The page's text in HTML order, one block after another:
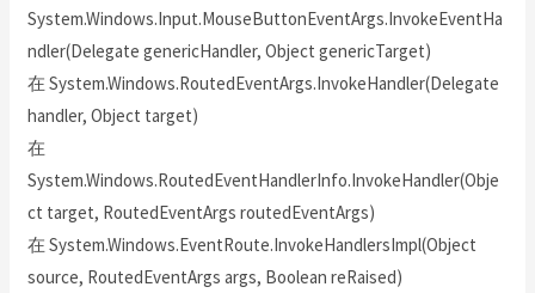
System.Windows.Input.MouseButtonEventArgs.InvokeEventHa
ndler(Delegate genericHandler, Object genericTarget)
在 System.Windows.RoutedEventArgs.InvokeHandler(Delegate
handler, Object target)
在
System.Windows.RoutedEventHandlerInfo.InvokeHandler(Obje
ct target, RoutedEventArgs routedEventArgs)
在 System.Windows.EventRoute.InvokeHandlersImpl(Object
source, RoutedEventArgs args, Boolean reRaised)